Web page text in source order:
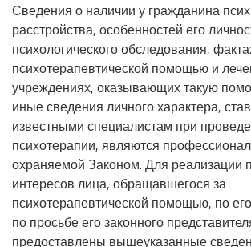
Сведения о наличии у гражданина
расстройства, особенностей его
психологического обследования,
психотерапевтической помощью и
учреждениях, оказывающих такую
иные сведения личного характера,
известными специалистам при
психотерапии, являются
охраняемой Законом. Для реализации
интересов лица, обращавшегося за
психотерапевтической помощью, по
по просьбе его законного
предоставлены вышеуказанные